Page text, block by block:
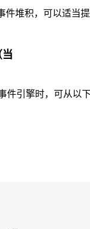
件堆积，可以适当
当
件引擎时，可从以